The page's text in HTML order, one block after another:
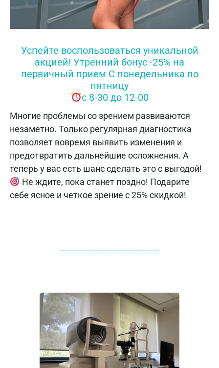
Успейте воспользоваться уникальной
акцией! Утренний бонус -25% на
первичный прием С понедельника по
пятницу
с 8-30 до 12-00
Многие проблемы со зрением развиваются
незаметно. Только регулярная диагностика
позволяет вовремя выявить изменения и
предотвратить дальнейшие осложнения. А
теперь у вас есть шанс сделать это с выгодой!
Не ждите, пока станет поздно! Подарите
себе ясное и четкое зрение с 25% скидкой!